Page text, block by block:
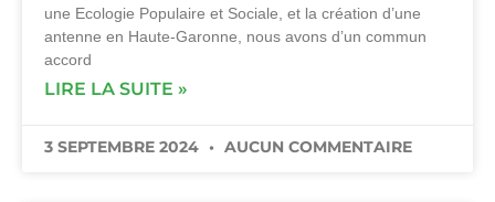
une Ecologie Populaire et Sociale, et la création d’une
antenne en Haute-Garonne, nous avons d’un commun
accord
LIRE LA SUITE »
3 SEPTEMBRE 2024 AUCUN COMMENTAIRE